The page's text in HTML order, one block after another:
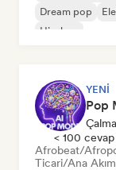
Dream pop
Hip-hop
YENI
< 100
Afrobeat/
Ticari/Ana Akım